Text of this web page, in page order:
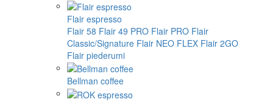
Flair espresso
Flair 58 Flair 49 PRO Flair PRO Flair
Classic/Signature Flair NEO FLEX Flair 2GO
Flair piederumi
Bellman coffee